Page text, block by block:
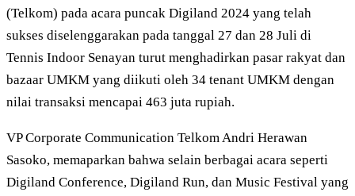
(Telkom) pada acara puncak Digiland 2024 yang telah
sukses diselenggarakan pada tanggal 27 dan 28 Juli di
Tennis Indoor Senayan turut menghadirkan pasar rakyat dan
bazaar UMKM yang diikuti oleh 34 tenant UMKM dengan
nilai transaksi mencapai 463 juta rupiah.
VP Corporate Communication Telkom Andri Herawan
Sasoko, memaparkan bahwa selain berbagai acara seperti
Digiland Conference, Digiland Run, dan Music Festival yang